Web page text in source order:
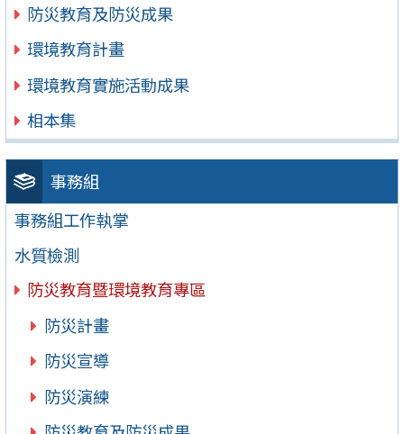
防災教育及防災成果
環境教育計畫
環境教育實施活動成果
相本集
事務組
事務組工作執掌
水質檢測
防災教育暨環境教育專區
防災計畫
防災宣導
防災演練